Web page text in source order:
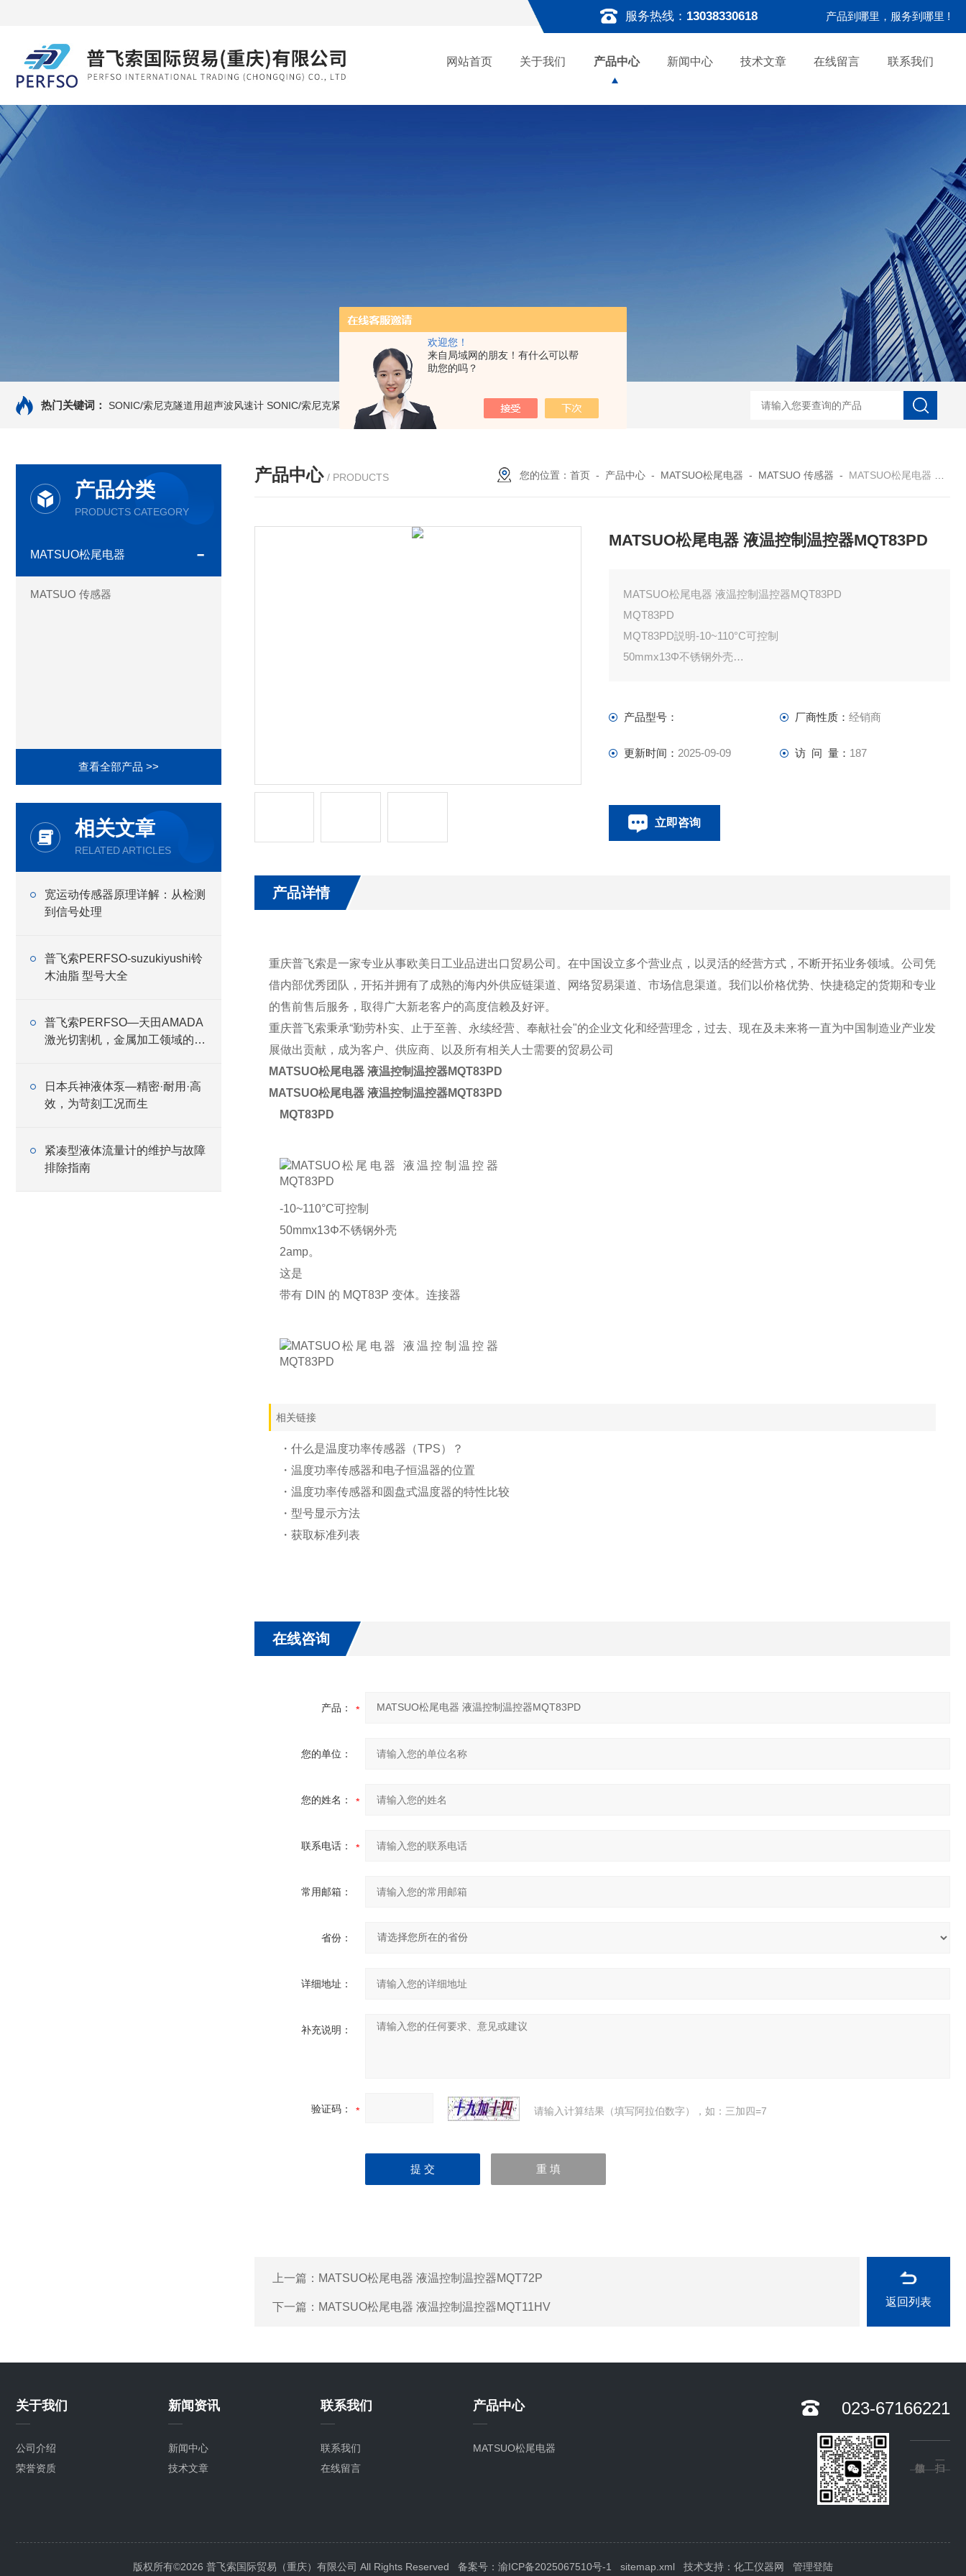
欢迎您！
来自局域网的朋友！有什么可以帮
助您的吗？
服务热线： 13038330618 产品到哪里，服务到哪里 !
网站首页 关于我们 产品中心 新闻中心 技术文章 在线留言 联系我们
热门关键词： SONIC/索尼克隧道用超声波风速计 SONIC/索尼克紧凑型液体流量计 NACG-7-E-O-25日本无机 酸性气体去除化学滤芯 NECS-7-E-B-25日本无机 酸性气体去除化学滤芯 NECS-7-E-A-25日本无
产品分类
PRODUCTS CATEGORY
MATSUO松尾电器
MATSUO 传感器
查看全部产品 >>
相关文章
RELATED ARTICLES
宽运动传感器原理详解：从检测
到信号处理
普飞索PERFSO-suzukiyushi铃
木油脂 型号大全
普飞索PERFSO—天田AMADA
激光切割机，金属加工领域的设
日本兵神液体泵—精密·耐用·高
效，为苛刻工况而生
紧凑型液体流量计的维护与故障
排除指南
产品中心 / PRODUCTS 您的位置：首页 - 产品中心 - MATSUO松尾电器 - MATSUO 传感器 - MATSUO松尾电器 液温控制温控器MQT83PD
MATSUO松尾电器 液温控制温控器MQT83PD
MATSUO松尾电器 液温控制温控器MQT83PD
MQT83PD
MQT83PD説明-10~110°C可控制
50mmx13Φ不锈钢外壳
带有 DIN 的 MQT83P 变体。连接器
相关链接
・温度功率传感器和电子恒温器的位置
・温度功率传感器和圆盘式温度器的特性比较
・型号显示方法
产品型号： 厂商性质： 经销商
更新时间： 2025-09-09 访 问 量： 187
立即咨询
产品详情
重庆普飞索是一家专业从事欧美日工业品进出口贸易公司。在中国设立多个营业点，以灵活的经营方式，不断开拓业务领域。公司凭
借内部优秀团队，开拓并拥有了成熟的海内外供应链渠道、网络贸易渠道、市场信息渠道。我们以价格优势、快捷稳定的货期和专业
的售前售后服务，取得广大新老客户的高度信赖及好评。
重庆普飞索秉承“勤劳朴实、止于至善、永续经营、奉献社会"的企业文化和经营理念，过去、现在及未来将一直为中国制造业产业发
展做出贡献，成为客户、供应商、以及所有相关人士需要的贸易公司
MATSUO松尾电器 液温控制温控器MQT83PD
MATSUO松尾电器 液温控制温控器MQT83PD
MQT83PD
-10~110°C可控制
50mmx13Φ不锈钢外壳
2amp。
这是
带有 DIN 的 MQT83P 变体。连接器
相关链接
・什么是温度功率传感器（TPS）？
・温度功率传感器和电子恒温器的位置
・温度功率传感器和圆盘式温度器的特性比较
・型号显示方法
・获取标准列表
在线咨询
产品：
您的单位：
您的姓名：
联系电话：
常用邮箱：
省份：
详细地址：
补充说明：
验证码： 请输入计算结果（填写阿拉伯数字），如：三加四=7
上一篇： MATSUO松尾电器 液温控制温控器MQT72P
下一篇： MATSUO松尾电器 液温控制温控器MQT11HV 返回列表
关于我们
公司介绍
荣誉资质
新闻资讯
新闻中心
技术文章
联系我们
联系我们
在线留言
产品中心
MATSUO松尾电器
023-67166221
版权所有©2026 普飞索国际贸易（重庆）有限公司 All Rights Reserved 备案号：渝ICP备2025067510号-1 sitemap.xml 技术支持： 化工仪器网 管理登陆